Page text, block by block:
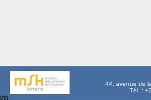
44, avenue de
Tél. :